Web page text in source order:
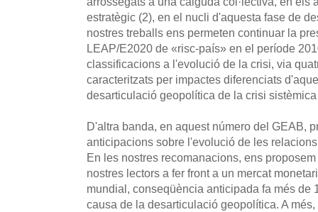
estratègic (2), en el nucli d'aquesta fase de
nostres treballs ens permeten continuar la
LEAP/E2020 de «risc-país» en el període
classificacions a l'evolució de la crisi, via
caracteritzats per impactes diferenciats
desarticulació geopolítica de la crisi
D'altra banda, en aquest número del GEAB,
anticipacions sobre l'evolució de les
En les nostres recomanacions, ens
nostres lectors a fer front a un mercat
mundial, conseqüència anticipada fa més de
causa de la desarticulació geopolítica. A